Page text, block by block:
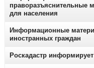
праворазъяснительные
для населения
Информационные
иностранных граждан
Роскадастр информирует